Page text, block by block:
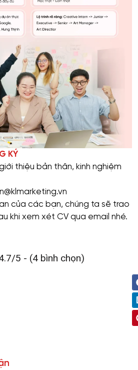
KÝ
thiệu bản thân, kinh nghiệm
của các bạn, chúng ta sẽ trao
khi xem xét CV qua email nhé.
5 - (4 bình chọn)